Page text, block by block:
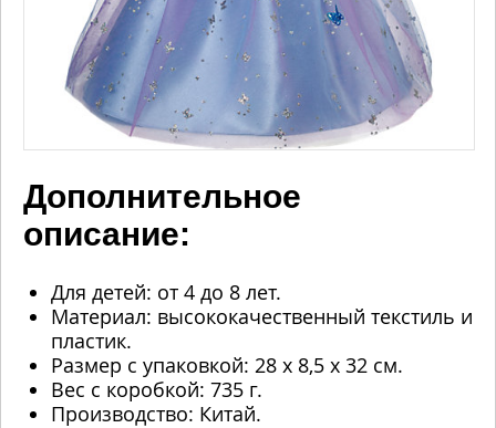
Дополнительное
описание:
Для детей: от 4 до 8 лет.
Материал: высококачественный текстиль и
пластик.
Размер с упаковкой: 28 х 8,5 х 32 см.
Вес с коробкой: 735 г.
Производство: Китай.